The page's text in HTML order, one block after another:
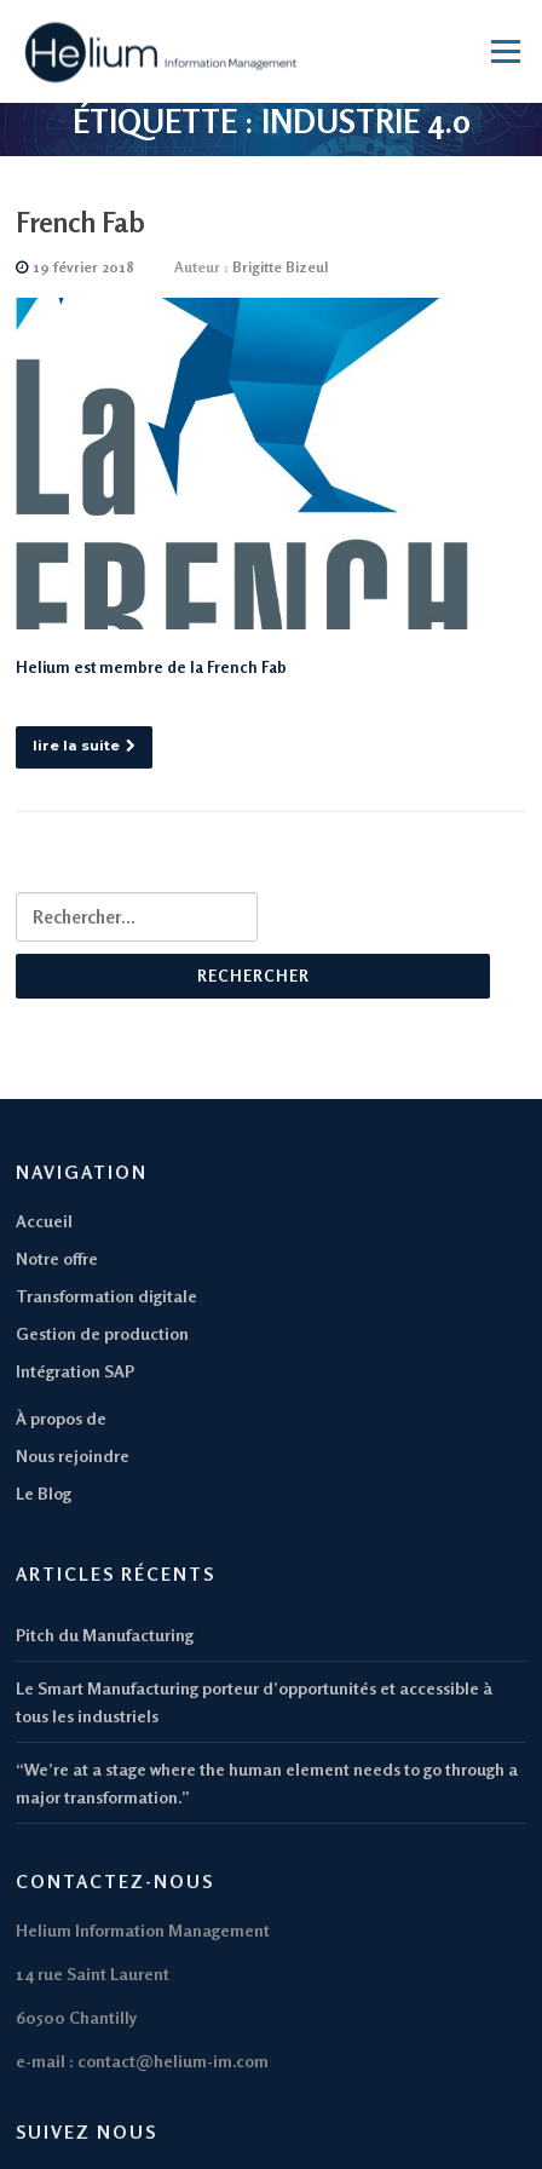
contenu
Menu
ÉTIQUETTE : INDUSTRIE 4.0
French Fab
19 février 2018 Auteur : Brigitte Bizeul
Helium est membre de la French Fab
lire la suite
NAVIGATION
Accueil
Notre offre
Transformation digitale
Gestion de production
Intégration SAP
À propos de
Nous rejoindre
Le Blog
ARTICLES RÉCENTS
Pitch du Manufacturing
Le Smart Manufacturing porteur d’opportunités et accessible à
tous les industriels
“We’re at a stage where the human element needs to go through a
major transformation.”
CONTACTEZ-NOUS
Helium Information Management
14 rue Saint Laurent
60500 Chantilly
e-mail : contact@helium-im.com
SUIVEZ NOUS